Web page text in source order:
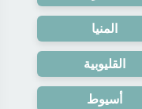
المنيا
القليوبية
أسيوط